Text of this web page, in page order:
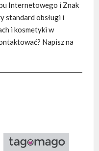
Internetowego i Znak
standard obsługi i
i kosmetyki w
Napisz na